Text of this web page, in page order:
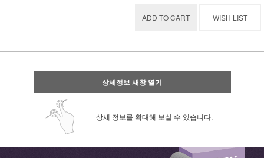
ADD TO CART WISH LIST
상세정보 새창 열기
상세 정보를 확대해 보실 수 있습니다.